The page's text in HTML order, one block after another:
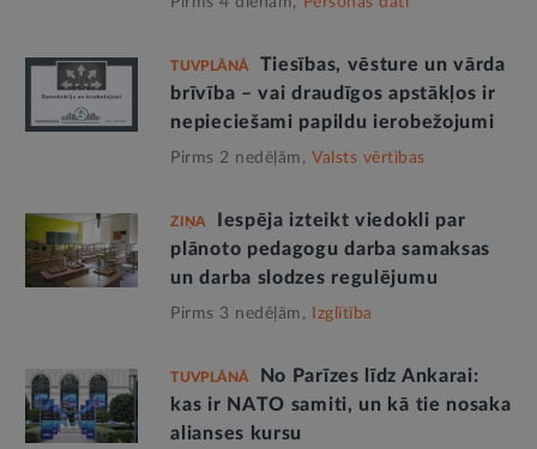
TUVPLĀNĀ
Tiesības, vēsture un vārda
brīvība – vai draudīgos apstākļos ir
nepieciešami papildu ierobežojumi
Pirms 2 nedēļām, Valsts vērtības
ZIŅA
Iespēja izteikt viedokli par
plānoto pedagogu darba samaksas
un darba slodzes regulējumu
Pirms 3 nedēļām, Izglītība
TUVPLĀNĀ
No Parīzes līdz Ankarai:
kas ir NATO samiti, un kā tie nosaka
alianses kursu